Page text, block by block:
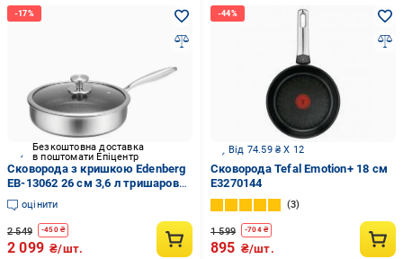
Безкоштовна доставка
в поштомати Епіцентр
Сковорода з кришкою Edenberg
EB-13062 26 см 3,6 л тришарова/
антипригарна для всіх плит (LO-
05876)
оцінити
2 549 -450₴
2 099 ₴/шт.
Від 74.59 ₴ X 12
Сковорода Tefal Emotion+ 18 см
E3270144
3
1 599 -704₴
895 ₴/шт.